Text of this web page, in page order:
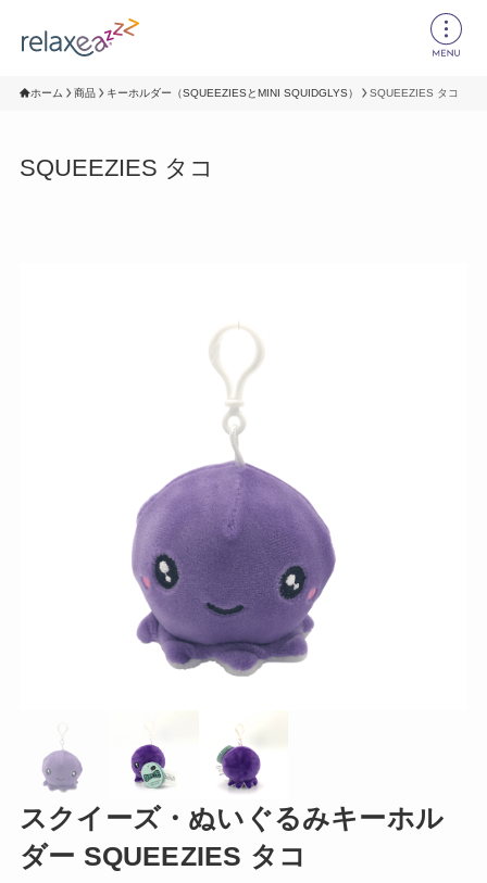
ホーム 商品 キーホルダー（SQUEEZIESとMINI SQUIDGLYS） SQUEEZIES タコ
SQUEEZIES タコ
スクイーズ・ぬいぐるみキーホル
ダー SQUEEZIES タコ